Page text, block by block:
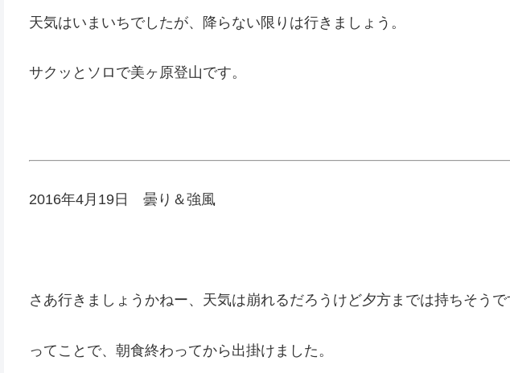
天気はいまいちでしたが、降らない限りは行きましょう。
サクッとソロで美ヶ原登山です。
2016年4月19日 曇り＆強風
さあ行きましょうかねー、天気は崩れるだろうけど夕方までは持ちそうで
ってことで、朝食終わってから出掛けました。